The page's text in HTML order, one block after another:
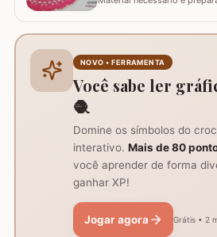
do trabalho e formação do
com um anel mágico ou uma
NOVO • FERRAMENTA
Você sabe ler
🧶
Domine os símbolos do
interativo. Mais de 80
você aprender de forma
ganhar XP!
Jogar agora Grátis • 2